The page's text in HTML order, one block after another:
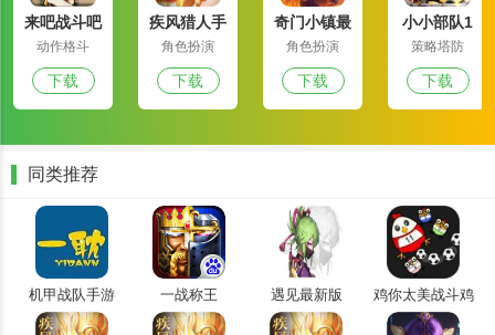
来吧战斗吧
动作格斗
下载
疾风猎人手
机版
角色扮演
下载
奇门小镇最
新版
角色扮演
下载
小小部队1
策略塔防
下载
同类推荐
机甲战队手游
2024最新版
一战称王 遇见最新版 鸡你太美战斗鸡